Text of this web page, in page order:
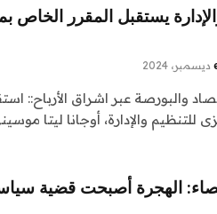
يستقبل المقرر الخاص
والبورصة عبر اشراق الأرباح::
للتنظيم والإدارة، أوجانا ليتا
الهجرة أصبحت قضية